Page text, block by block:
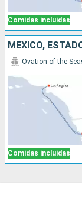
Comidas incluidas
MÉXICO,
Comidas incluidas
Ovation of the